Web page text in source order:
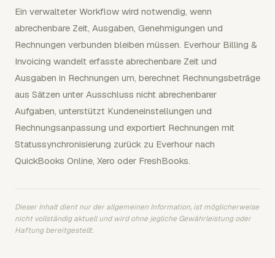
Ein verwalteter Workflow wird notwendig, wenn
abrechenbare Zeit, Ausgaben, Genehmigungen und
Rechnungen verbunden bleiben müssen. Everhour Billing &
Invoicing wandelt erfasste abrechenbare Zeit und
Ausgaben in Rechnungen um, berechnet Rechnungsbeträge
aus Sätzen unter Ausschluss nicht abrechenbarer
Aufgaben, unterstützt Kundeneinstellungen und
Rechnungsanpassung und exportiert Rechnungen mit
Statussynchronisierung zurück zu Everhour nach
QuickBooks Online, Xero oder FreshBooks.
Dieser Inhalt dient nur der allgemeinen Information, ist möglicherweise
nicht vollständig aktuell und wird ohne jegliche Gewährleistung oder
Haftung bereitgestellt.